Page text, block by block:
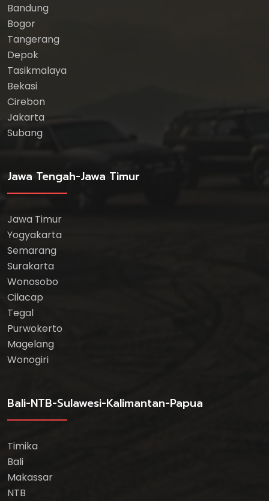
Bandung
Bogor
Tangerang
Depok
Tasikmalaya
Bekasi
Cirebon
Jakarta
Subang
Jawa Tengah-Jawa Timur
Jawa Timur
Yogyakarta
Semarang
Surakarta
Wonosobo
Cilacap
Tegal
Purwokerto
Magelang
Wonogiri
Bali-NTB-Sulawesi-Kalimantan-Papua
Timika
Bali
Makassar
NTB